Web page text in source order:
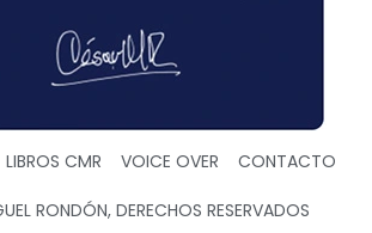
LIBROS CMR VOICE OVER CONTACTO
RONDÓN, DERECHOS RESERVADOS